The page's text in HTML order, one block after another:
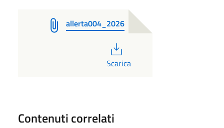
allerta004_2026
Scarica
Contenuti correlati